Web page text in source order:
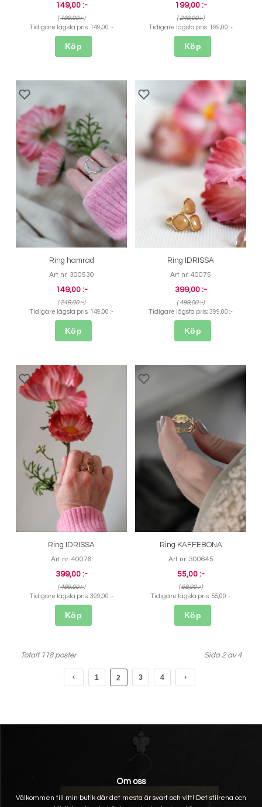
149,00 :-
(199,00 :-)
Tidigare lägsta pris: 149,00 :-
Köp
199,00 :-
(249,00 :-)
Tidigare lägsta pris: 199,00 :-
Köp
Ring hamrad
Art nr. 300530
149,00 :-
(249,00 :-)
Tidigare lägsta pris: 149,00 :-
Köp
Ring IDRISSA
Art nr. 40075
399,00 :-
(499,00 :-)
Tidigare lägsta pris: 399,00 :-
Köp
Ring IDRISSA
Art nr. 40076
399,00 :-
(499,00 :-)
Tidigare lägsta pris: 399,00 :-
Köp
Ring KAFFEBÖNA
Art nr. 300645
55,00 :-
(69,00 :-)
Tidigare lägsta pris: 55,00 :-
Köp
Totalt 118 poster Sida 2 av 4
1 2 3 4
Om oss
Välkommen till min butik där det mesta är svart och vitt! Det stilrena och